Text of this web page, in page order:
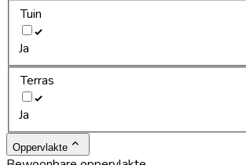
Tuin
Ja
Terras
Ja
Oppervlakte